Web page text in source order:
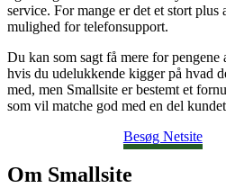
service. For mange er det et stort plus
mulighed for telefonsupport.
Du kan som sagt få mere for pengene
hvis du udelukkende kigger på hvad
med, men Smallsite er bestemt et
som vil matche god med en del
Besøg Netsite
Om Smallsite